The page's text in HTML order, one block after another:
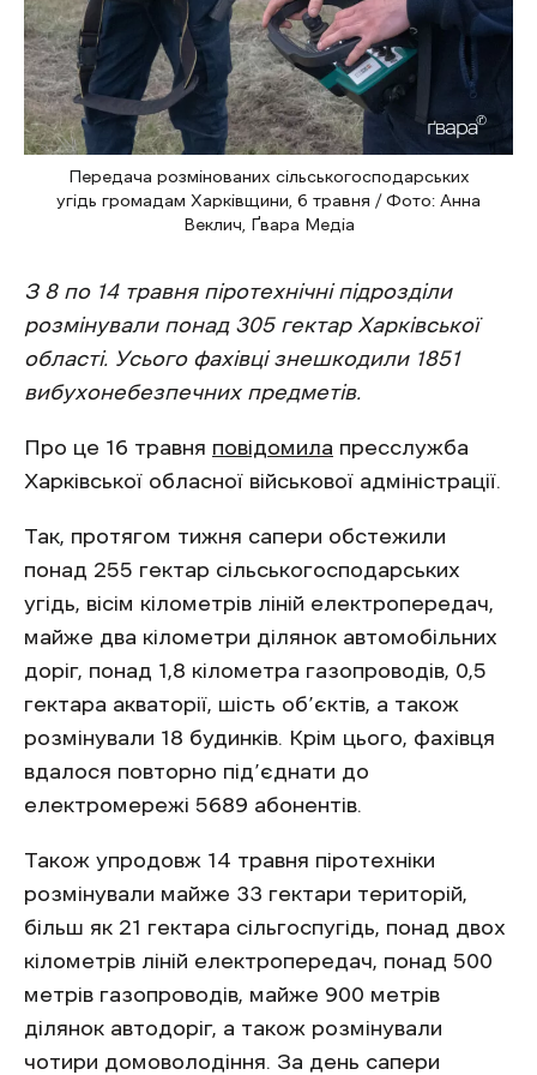
Передача розмінованих сільськогосподарських
угідь громадам Харківщини, 6 травня / Фото: Анна
Веклич, Ґвара Медіа
З 8 по 14 травня піротехнічні підрозділи
розмінували понад 305 гектар Харківської
області. Усього фахівці знешкодили 1851
вибухонебезпечних предметів.
Про це 16 травня повідомила пресслужба
Харківської обласної військової адміністрації.
Так, протягом тижня сапери обстежили
понад 255 гектар сільськогосподарських
угідь, вісім кілометрів ліній електропередач,
майже два кілометри ділянок автомобільних
доріг, понад 1,8 кілометра газопроводів, 0,5
гектара акваторії, шість об’єктів, а також
розмінували 18 будинків. Крім цього, фахівця
вдалося повторно під’єднати до
електромережі 5689 абонентів.
Також упродовж 14 травня піротехніки
розмінували майже 33 гектари територій,
більш як 21 гектара сільгоспугідь, понад двох
кілометрів ліній електропередач, понад 500
метрів газопроводів, майже 900 метрів
ділянок автодоріг, а також розмінували
чотири домоволодіння. За день сапери